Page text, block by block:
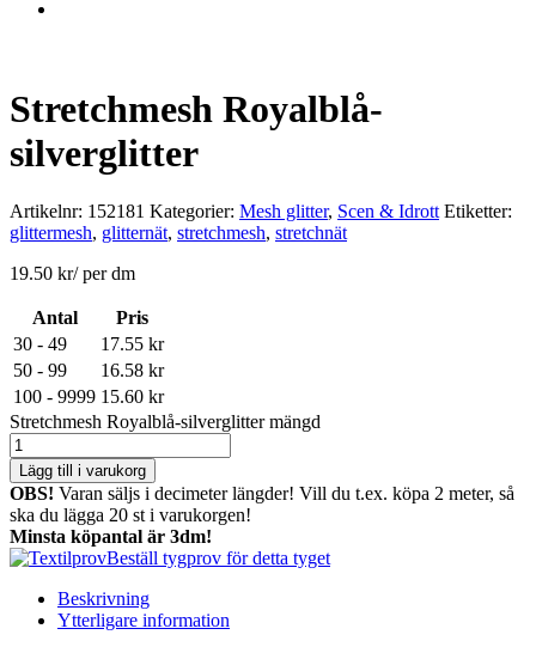
Stretchmesh Royalblå-
silverglitter
Artikelnr: 152181 Kategorier: Mesh glitter, Scen & Idrott Etiketter:
glittermesh, glitternät, stretchmesh, stretchnät
19.50 kr/ per dm
Antal
Pris
30 - 49
17.55 kr
50 - 99
16.58 kr
100 - 9999 15.60 kr
Stretchmesh Royalblå-silverglitter mängd
Lägg till i varukorg
OBS! Varan säljs i decimeter längder! Vill du t.ex. köpa 2 meter, så
ska du lägga 20 st i varukorgen!
Minsta köpantal är 3dm!
Beställ tygprov för detta tyget
Beskrivning
Ytterligare information